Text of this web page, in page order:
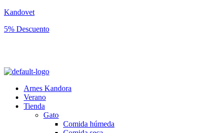
Kandovet
5% Descuento
Arnes Kandora
Verano
Tienda
Gato
Comida húmeda